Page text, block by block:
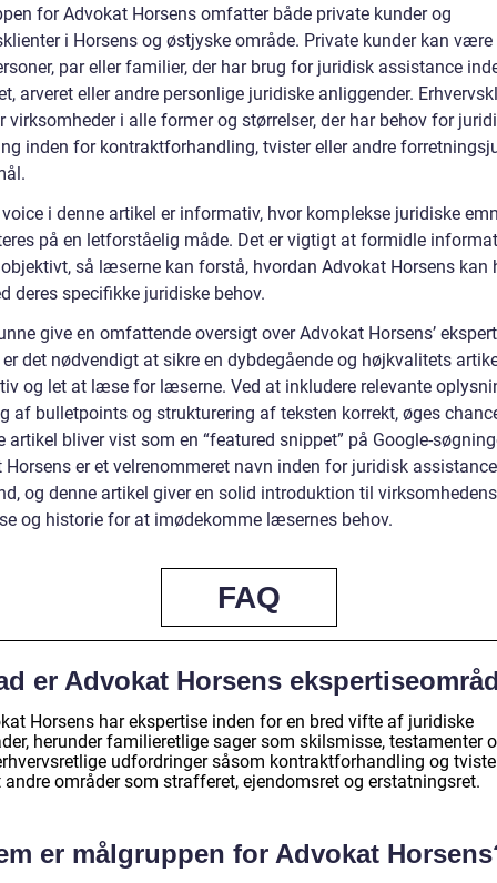
for Advokat Horsens omfatter både private kunder og
i Horsens og østjyske område. Private kunder kan være
par eller familier, der har brug for juridisk assistance
arveret eller andre personlige juridiske anliggender.
virksomheder i alle former og størrelser, der har behov for
inden for kontraktforhandling, tvister eller andre
i denne artikel er informativ, hvor komplekse juridiske
på en letforståelig måde. Det er vigtigt at formidle
så læserne kan forstå, hvordan Advokat Horsens
deres specifikke juridiske behov.
give en omfattende oversigt over Advokat Horsens’
det nødvendigt at sikre en dybdegående og højkvalitets
og let at læse for læserne. Ved at inkludere relevante
af bulletpoints og strukturering af teksten korrekt, øges
artikel bliver vist som en “featured snippet” på Google-
Horsens er et velrenommeret navn inden for juridisk
og denne artikel giver en solid introduktion til virksomhedens
og historie for at imødekomme læsernes behov.
FAQ
er Advokat Horsens
Horsens har ekspertise inden for en bred vifte af juridiske
herunder familieretlige sager som skilsmisse, testamenter
udfordringer såsom kontraktforhandling og
områder som strafferet, ejendomsret og erstatningsret.
er målgruppen for Advokat